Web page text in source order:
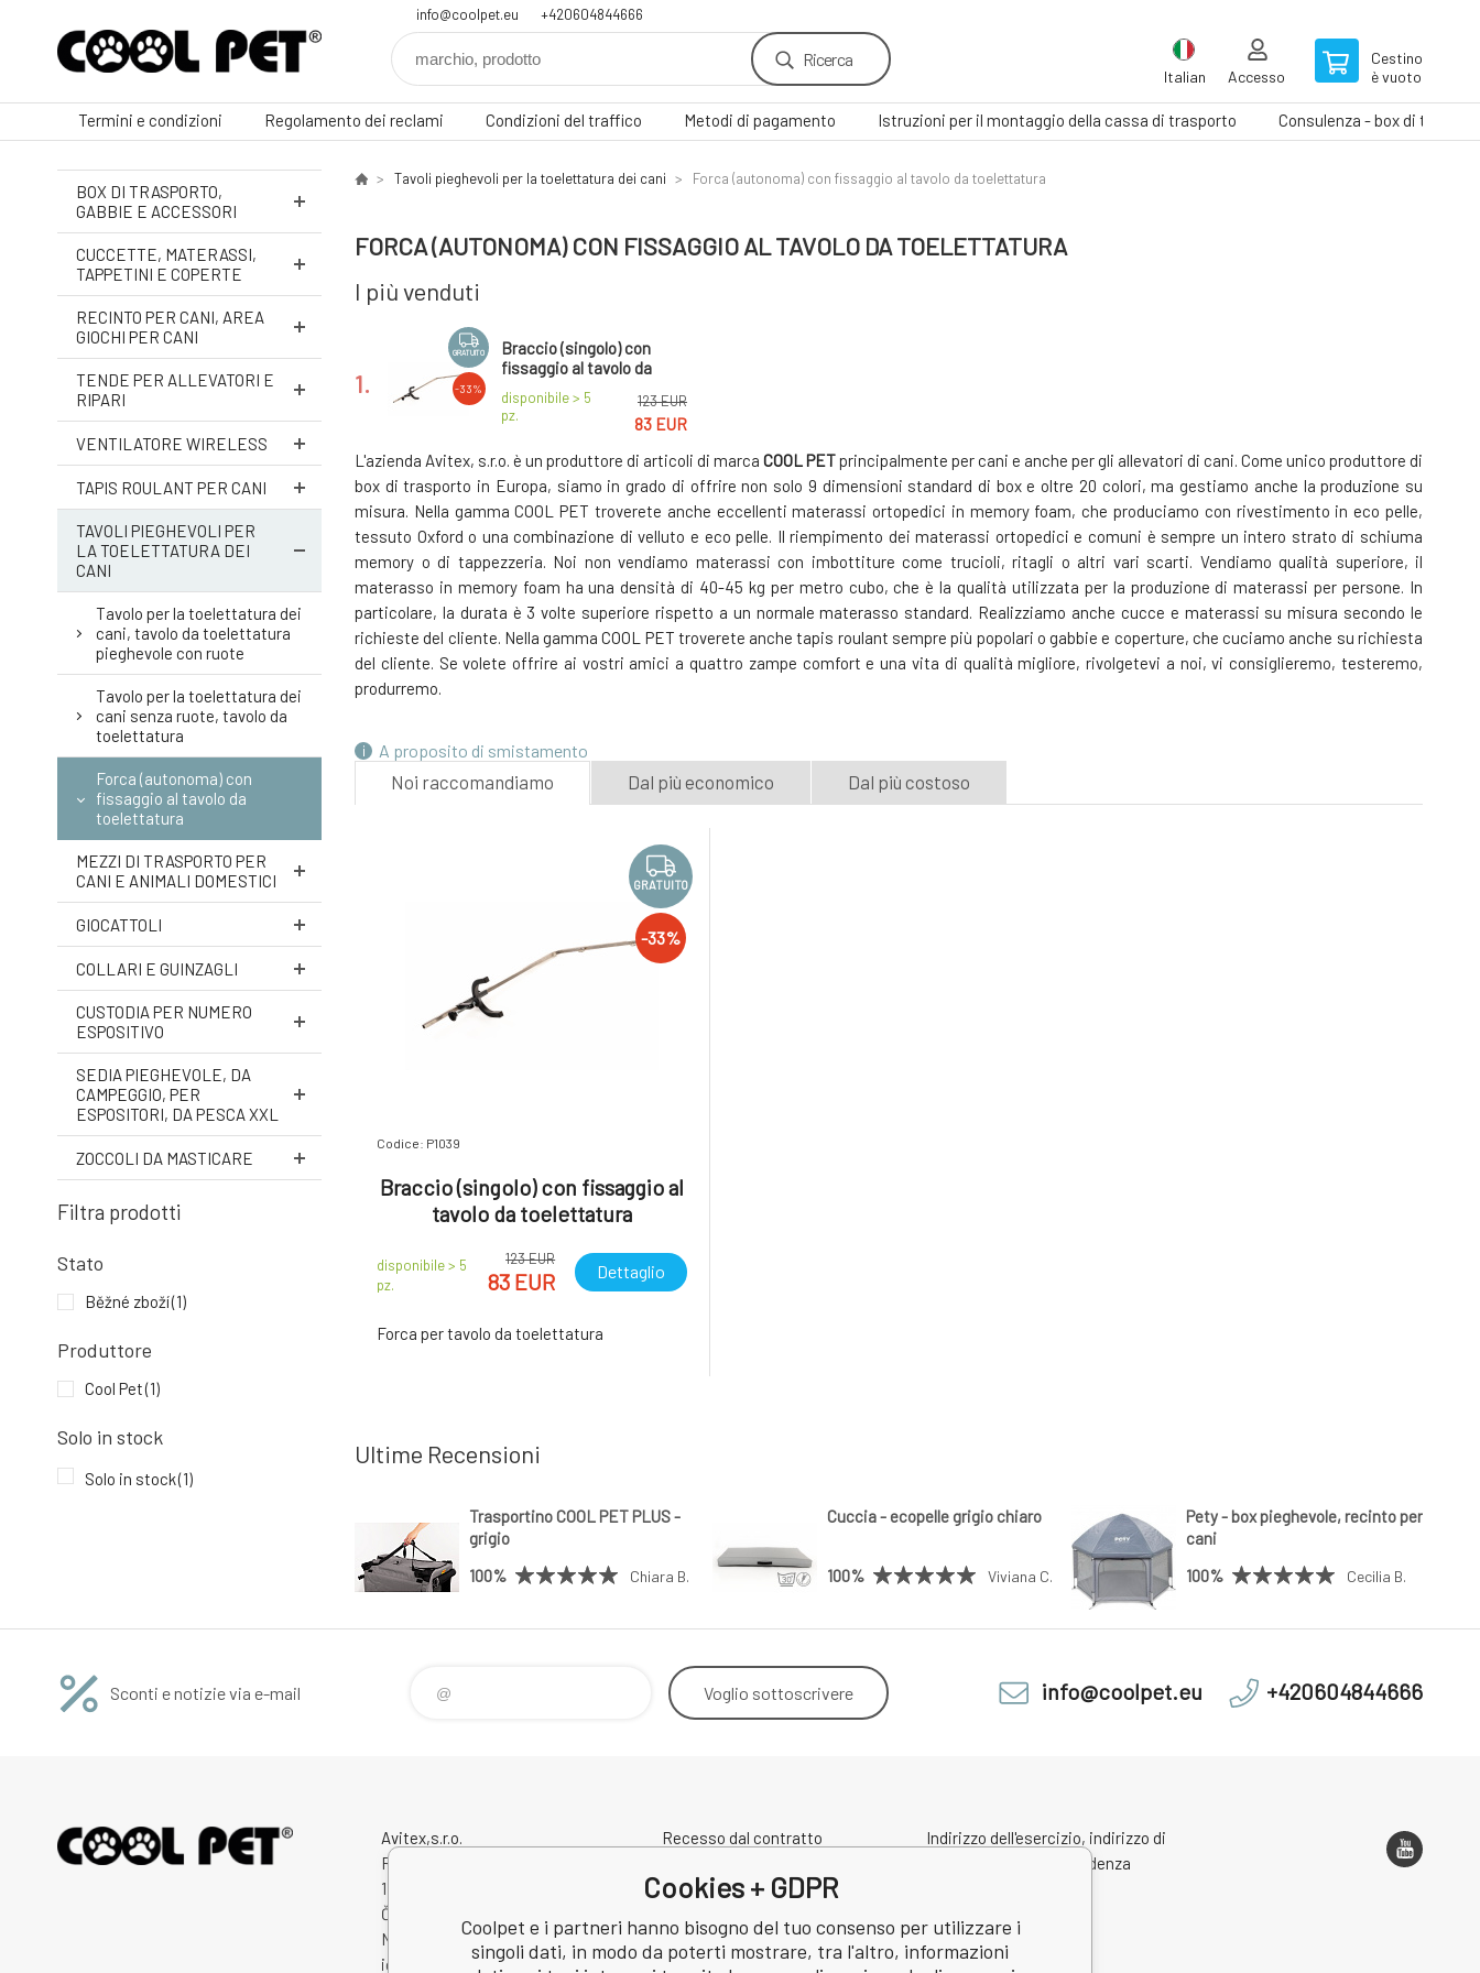
info@coolpet.eu +420604844666
Ricerca
Italian Accesso
Cestino
è vuoto
Termini e condizioni Regolamento dei reclami Condizioni del traffico Metodi di pagamento Istruzioni per il montaggio della cassa di trasporto Consulenza - box di
BOX DI TRASPORTO,
GABBIE E ACCESSORI
CUCCETTE, MATERASSI,
TAPPETINI E COPERTE
RECINTO PER CANI, AREA
GIOCHI PER CANI
TENDE PER ALLEVATORI E
RIPARI
VENTILATORE WIRELESS
TAPIS ROULANT PER CANI
TAVOLI PIEGHEVOLI PER
LA TOELETTATURA DEI
CANI
Tavolo per la toelettatura dei
cani, tavolo da toelettatura
pieghevole con ruote
Tavolo per la toelettatura dei
cani senza ruote, tavolo da
toelettatura
Forca (autonoma) con
fissaggio al tavolo da
toelettatura
MEZZI DI TRASPORTO PER
CANI E ANIMALI DOMESTICI
GIOCATTOLI
COLLARI E GUINZAGLI
CUSTODIA PER NUMERO
ESPOSITIVO
SEDIA PIEGHEVOLE, DA
CAMPEGGIO, PER
ESPOSITORI, DA PESCA XXL
ZOCCOLI DA MASTICARE
Filtra prodotti
Stato
Běžné zboží(1)
Produttore
Cool Pet(1)
Solo in stock
Solo in stock(1)
Tavoli pieghevoli per la toelettatura dei cani Forca (autonoma) con fissaggio al tavolo da toelettatura
FORCA (AUTONOMA) CON FISSAGGIO AL TAVOLO DA TOELETTATURA
I più venduti
1.
GRATUITO
-33%
Braccio (singolo) con
fissaggio al tavolo da
toelettatura
disponibile > 5
pz.
123 EUR
83 EUR
L'azienda Avitex, s.r.o. è un produttore di articoli di marca COOL PETprincipalmente per cani e anche per gli allevatori di cani. Come unico produttore di
box di trasporto in Europa, siamo in grado di offrire non solo 9 dimensioni standard di box e oltre 20 colori, ma gestiamo anche la produzione su
misura. Nella gamma COOL PET troverete anche eccellenti materassi ortopedici in memory foam, che produciamo con rivestimento in eco pelle,
tessuto Oxford o una combinazione di velluto e eco pelle. Il riempimento dei materassi ortopedici e comuni è sempre un intero strato di schiuma
memory o di tappezzeria. Noi non vendiamo materassi con imbottiture come trucioli, ritagli o altri vari scarti. Vendiamo qualità superiore, il
materasso in memory foam ha una densità di 40-45 kg per metro cubo, che è la qualità utilizzata per la produzione di materassi per persone. In
particolare, la durata è 3 volte superiore rispetto a un normale materasso standard. Realizziamo anche cucce e materassi su misura secondo le
richieste del cliente. Nella gamma COOL PET troverete anche tapis roulant sempre più popolari o gabbie e coperture, che cuciamo anche su richiesta
del cliente. Se volete offrire ai vostri amici a quattro zampe comfort e una vita di qualità migliore, rivolgetevi a noi, vi consiglieremo, testeremo,
produrremo.
A proposito di smistamento
Noi raccomandiamo Dal più economico Dal più costoso
GRATUITO
-33%
Codice: P1039
Braccio (singolo) con fissaggio al
tavolo da toelettatura
disponibile > 5
pz.
123 EUR
83 EUR Dettaglio
Forca per tavolo da toelettatura
Ultime Recensioni
Trasportino COOL PET PLUS -
grigio
100%
Chiara B.
Cuccia - ecopelle grigio chiaro
100% Viviana C.
Pety - box pieghevole, recinto per
cani
100%
Cecilia B.
Sconti e notizie via e-mail Voglio sottoscrivere info@coolpet.eu +420604844666
Avitex,s.r.o.
Rybná 716/24
11000 Praha 1
Česká Republika
Numero di
identificazione: 60745291
Recesso dal contratto
Condizioni di protezione dei dati
Revisione
Indirizzo dell'esercizio, indirizzo di
spedizione e corrispondenza
Cookies + GDPR
Coolpet e i partneri hanno bisogno del tuo consenso per utilizzare i
singoli dati, in modo da poterti mostrare, tra l'altro, informazioni